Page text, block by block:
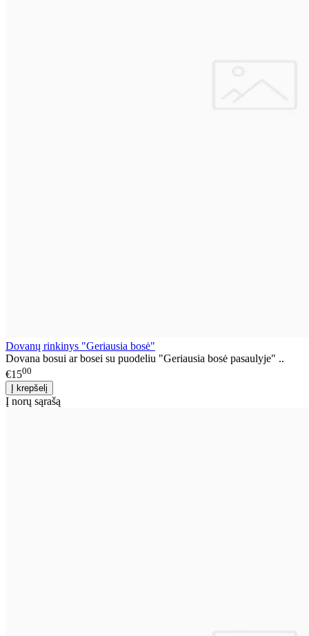
Dovanų rinkinys "Geriausia bosė"
Dovana bosui ar bosei su puodeliu "Geriausia bosė pasaulyje" ..
€1500
Į norų sąrašą